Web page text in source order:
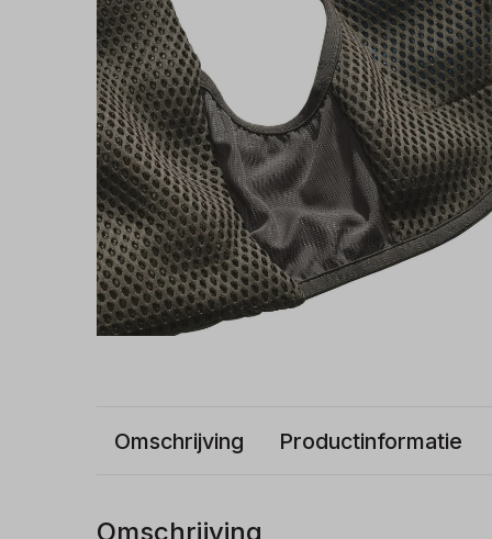
Omschrijving Productinformatie
Omschrijving